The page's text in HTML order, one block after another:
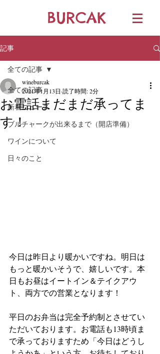
BURCAK
記事
全ての記事
新着ニュース
ブルチャークが出来るまで（開店準備）
ワインについて
日々のこと
全ての記事
お電話まだまだ承ってま
す！
wineburcak
2021年1月13日 読了時間: 2分
今日は昨日より暖かいですね。明日は
もっと暖かいそうで、嬉しいです。本
日もお昼はイートイン＆テイクアウ
ト、両方での営業となります！
平日のお弁当は完全予約制とさせてい
ただいております。お電話も13時頃ま
で承っておりますため「今日はどうし